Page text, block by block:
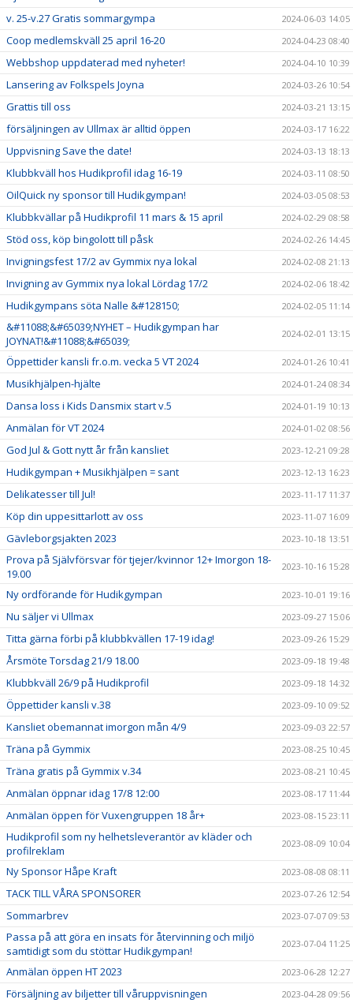
v. 25-v.27 Gratis sommargympa 2024-06-03 14:05
Coop medlemskväll 25 april 16-20 2024-04-23 08:40
Webbshop uppdaterad med nyheter! 2024-04-10 10:39
Lansering av Folkspels Joyna 2024-03-26 10:54
Grattis till oss 2024-03-21 13:15
försäljningen av Ullmax är alltid öppen 2024-03-17 16:22
Uppvisning Save the date! 2024-03-13 18:13
Klubbkväll hos Hudikprofil idag 16-19 2024-03-11 08:50
OilQuick ny sponsor till Hudikgympan! 2024-03-05 08:53
Klubbkvällar på Hudikprofil 11 mars & 15 april 2024-02-29 08:58
Stöd oss, köp bingolott till påsk 2024-02-26 14:45
Invigningsfest 17/2 av Gymmix nya lokal 2024-02-08 21:13
Invigning av Gymmix nya lokal Lördag 17/2 2024-02-06 18:42
Hudikgympans söta Nalle &#128150; 2024-02-05 11:14
&#11088;&#65039;NYHET – Hudikgympan har
JOYNAT!&#11088;&#65039;
2024-02-01 13:15
Öppettider kansli fr.o.m. vecka 5 VT 2024 2024-01-26 10:41
Musikhjälpen-hjälte 2024-01-24 08:34
Dansa loss i Kids Dansmix start v.5 2024-01-19 10:13
Anmälan för VT 2024 2024-01-02 08:56
God Jul & Gott nytt år från kansliet 2023-12-21 09:28
Hudikgympan + Musikhjälpen = sant 2023-12-13 16:23
Delikatesser till Jul! 2023-11-17 11:37
Köp din uppesittarlott av oss 2023-11-07 16:09
Gävleborgsjakten 2023 2023-10-18 13:51
Prova på Självförsvar för tjejer/kvinnor 12+ Imorgon 18-
19.00
2023-10-16 15:28
Ny ordförande för Hudikgympan 2023-10-01 19:16
Nu säljer vi Ullmax 2023-09-27 15:06
Titta gärna förbi på klubbkvällen 17-19 idag! 2023-09-26 15:29
Årsmöte Torsdag 21/9 18.00 2023-09-18 19:48
Klubbkväll 26/9 på Hudikprofil 2023-09-18 14:32
Öppettider kansli v.38 2023-09-10 09:52
Kansliet obemannat imorgon mån 4/9 2023-09-03 22:57
Träna på Gymmix 2023-08-25 10:45
Träna gratis på Gymmix v.34 2023-08-21 10:45
Anmälan öppnar idag 17/8 12:00 2023-08-17 11:44
Anmälan öppen för Vuxengruppen 18 år+ 2023-08-15 23:11
Hudikprofil som ny helhetsleverantör av kläder och
profilreklam
2023-08-09 10:04
Ny Sponsor Håpe Kraft 2023-08-08 08:11
TACK TILL VÅRA SPONSORER 2023-07-26 12:54
Sommarbrev 2023-07-07 09:53
Passa på att göra en insats för återvinning och miljö
samtidigt som du stöttar Hudikgympan!
2023-07-04 11:25
Anmälan öppen HT 2023 2023-06-28 12:27
Försäljning av biljetter till våruppvisningen 2023-04-28 09:56